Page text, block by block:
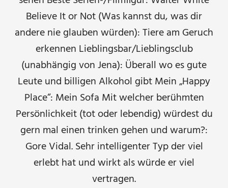
Believe It or Not (Was kannst du, was dir
andere nie glauben würden): Tiere am Geruch
erkennen Lieblingsbar/Lieblingsclub
(unabhängig von Jena): Überall wo es gute
Leute und billigen Alkohol gibt Mein „Happy
Place“: Mein Sofa Mit welcher berühmten
Persönlichkeit (tot oder lebendig) würdest du
gern mal einen trinken gehen und warum?:
Gore Vidal. Sehr intelligenter Typ der viel
erlebt hat und wirkt als würde er viel
vertragen.